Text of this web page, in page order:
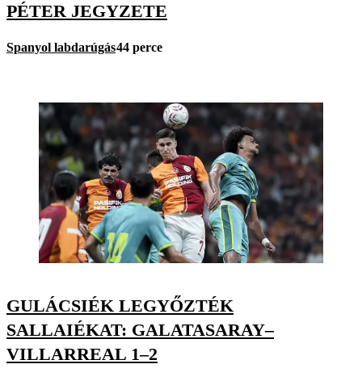
PÉTER JEGYZETE
Spanyol labdarúgás44 perce
GULÁCSIÉK LEGYŐZTÉK
SALLAIÉKAT: GALATASARAY–
VILLARREAL 1–2